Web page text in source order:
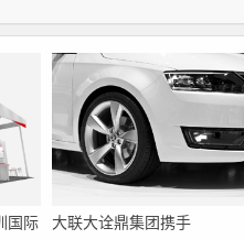
国际
大联大诠鼎集团携手